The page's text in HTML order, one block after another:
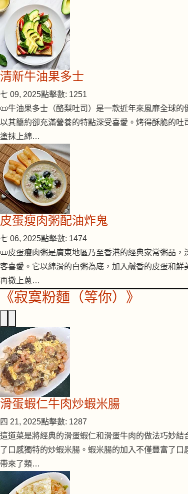
清新牛油果多士
七 09, 2025點擊數: 1251
📜牛油果多士（酪梨吐司）是一款近年來風靡全球的
以其簡約卻充滿營養的特點深受喜愛。烤得酥脆的吐
塗抹上綿…
皮蛋瘦肉粥配油炸鬼
七 06, 2025點擊數: 1474
📜皮蛋瘦肉粥是廣東地區乃至香港的經典家常粥品，
客喜愛。它以綿滑的白粥為底，加入鹹香的皮蛋和鮮
再撒上蔥…
《寂寞粉麵（等你）》
滑蛋蝦仁牛肉炒蝦米腸
四 21, 2025點擊數: 1287
這道菜是將經典的滑蛋蝦仁和滑蛋牛肉的做法巧妙結
了口感獨特的炒蝦米腸。蝦米腸的加入不僅豐富了口
帶來了類…